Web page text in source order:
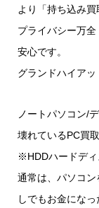
より「持ち込み買
プライバシー万
安心です。
グランドハイア
ノートパソコン/
壊れているPC買
※HDDハードディ
通常は、パソコ
しでもお金にな